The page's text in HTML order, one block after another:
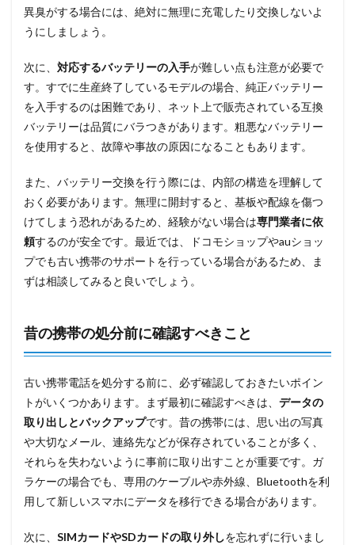
異臭がする場合には、絶対に無理に充電したり交換しないよ
うにしましょう。
次に、 対応するバッテリーの入手が難しい点も注意が必要で
す。すでに生産終了しているモデルの場合、純正バッテリー
を入手するのは困難であり、ネット上で販売されている互換
バッテリーは品質にバラつきがあります。粗悪なバッテリー
を使用すると、故障や事故の原因になることもあります。
また、バッテリー交換を行う際には、内部の構造を理解して
おく必要があります。無理に開封すると、基板や配線を傷つ
けてしまう恐れがあるため、経験がない場合は専門業者に依
頼するのが安全です。最近では、ドコモショップやauショッ
プでも古い携帯のサポートを行っている場合があるため、ま
ずは相談してみると良いでしょう。
昔の携帯の処分前に確認すべきこと
古い携帯電話を処分する前に、必ず確認しておきたいポイン
トがいくつかあります。まず最初に確認すべきは、 データの
取り出しとバックアップです。昔の携帯には、思い出の写真
や大切なメール、連絡先などが保存されていることが多く、
それらを失わないように事前に取り出すことが重要です。ガ
ラケーの場合でも、専用のケーブルや赤外線、Bluetoothを利
用して新しいスマホにデータを移行できる場合があります。
次に、 SIMカードやSDカードの取り外しを忘れずに行いまし